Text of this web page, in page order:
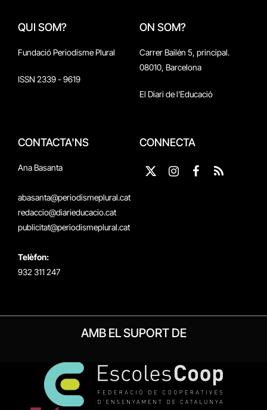
QUI SOM?
Fundació Periodisme Plural
ISSN 2339 - 9619
ON SOM?
Carrer Bailén 5, principal.
08010, Barcelona
El Diari de l'Educació
CONTACTA'NS
Ana Basanta
abasanta@periodismeplural.cat
redaccio@diarieducacio.cat
publicitat@periodismeplural.cat
Telèfon:
932 311 247
CONNECTA
X
Instagram
Facebook
RSS
AMB EL SUPORT DE